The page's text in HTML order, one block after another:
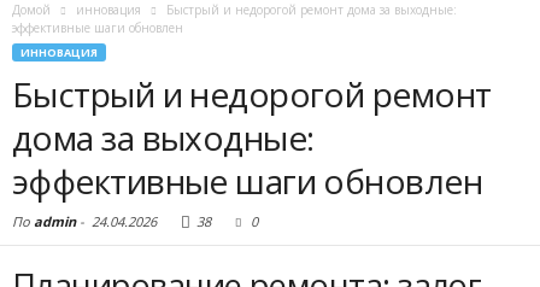
Домой инновация
Быстрый и недорогой ремонт дома за выходные:
эффективные шаги обновлен
ИННОВАЦИЯ
Быстрый и недорогой ремонт
дома за выходные:
эффективные шаги обновлен
По admin- 24.04.2026 38 0